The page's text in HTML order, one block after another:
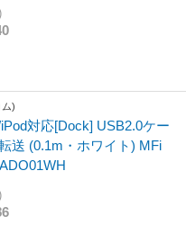
)
対応[Dock] USB2.0ケー
送 (0.1m・ホワイト) MFi